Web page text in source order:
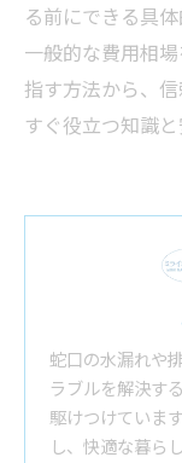
る前にできる具
一般的な費用相
指す方法から、
すぐ役立つ知識と
蛇口の水漏れや
ラブルを解決す
駆けつけていま
し、快適な暮ら